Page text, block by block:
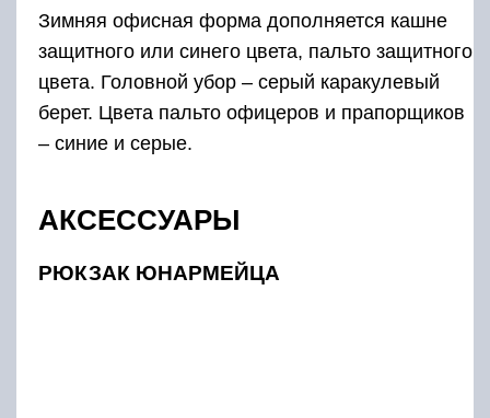
Зимняя офисная форма дополняется кашне
защитного или синего цвета, пальто защитного
цвета. Головной убор – серый каракулевый
берет. Цвета пальто офицеров и прапорщиков
– синие и серые.
АКСЕССУАРЫ
РЮКЗАК ЮНАРМЕЙЦА